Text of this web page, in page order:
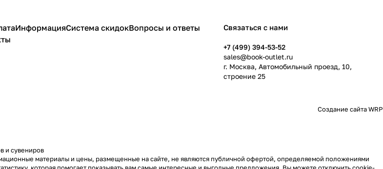
ИнформацияСистема скидокВопросы и ответы
Связаться с нами
+7 (499) 394-53-52
sales@book-outlet.ru
г. Москва, Автомобильный проезд, 10,
строение 25
Создание сайтаWRP
и сувениров
материалы и цены, размещенные на сайте, не являются публичной офертой, определяемой положениями